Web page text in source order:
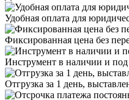
Удобная оплата для
Фиксированная цена без
Инструмент в наличии и под
Отгрузка за 1 день,